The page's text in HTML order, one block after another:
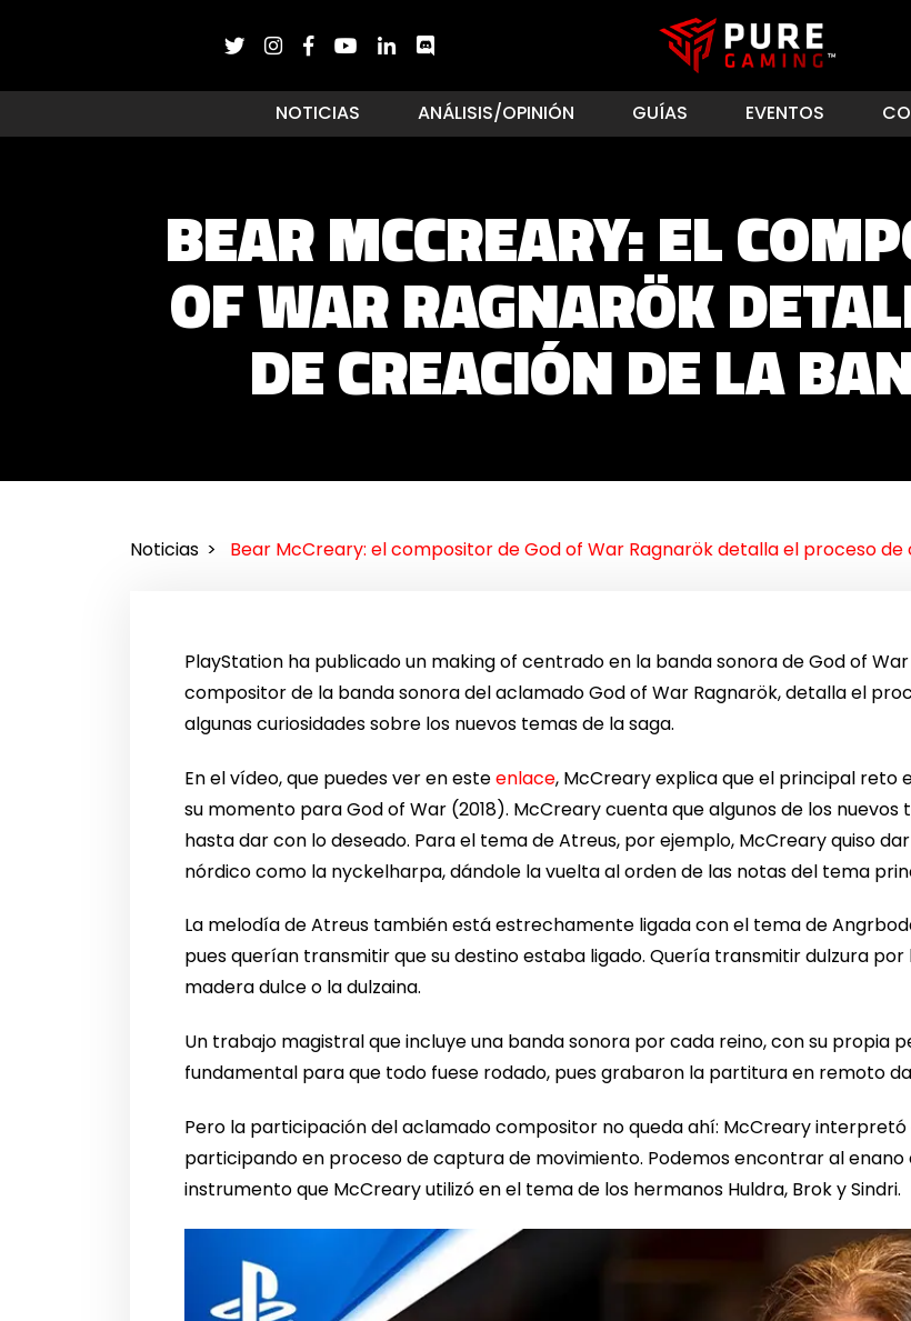
NOTICIAS ANÁLISIS/OPINIÓN GUÍAS EVENTOS
BEAR MCCREARY: EL
OF WAR RAGNARÖK
DE CREACIÓN DE LA
Noticias Bear McCreary: el compositor de God of War Ragnarök detalla el proceso
PlayStation ha publicado un making of centrado en la banda sonora de God of
compositor de la banda sonora del aclamado God of War Ragnarök, detalla el
algunas curiosidades sobre los nuevos temas de la saga.
En el vídeo, que puedes ver en esteenlace, McCreary explica que el principal reto
su momento para God of War (2018). McCreary cuenta que algunos de los
hasta dar con lo deseado. Para el tema de Atreus, por ejemplo, McCreary quiso
nórdico como la nyckelharpa, dándole la vuelta al orden de las notas del tema
La melodía de Atreus también está estrechamente ligada con el tema de
pues querían transmitir que su destino estaba ligado. Quería transmitir dulzura
madera dulce o la dulzaina.
Un trabajo magistral que incluye una banda sonora por cada reino, con su propia
fundamental para que todo fuese rodado, pues grabaron la partitura en remoto
Pero la participación del aclamado compositor no queda ahí: McCreary
participando en proceso de captura de movimiento. Podemos encontrar al enano
instrumento que McCreary utilizó en el tema de los hermanos Huldra, Brok y Sindri.